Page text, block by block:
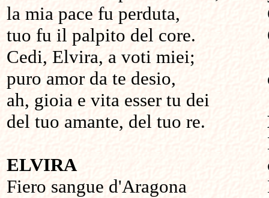
la mia pace fu perduta,
tuo fu il palpito del core.
Cedi, Elvira, a voti miei;
puro amor da te desio,
ah, gioia e vita esser tu dei
del tuo amante, del tuo re.
ELVIRA
Fiero sangue d'Aragona